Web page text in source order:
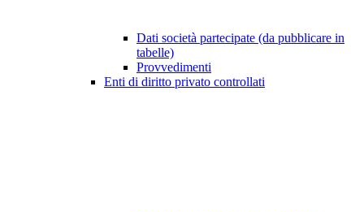
Dati società partecipate (da pubblicare in
tabelle)
Provvedimenti
Enti di diritto privato controllati